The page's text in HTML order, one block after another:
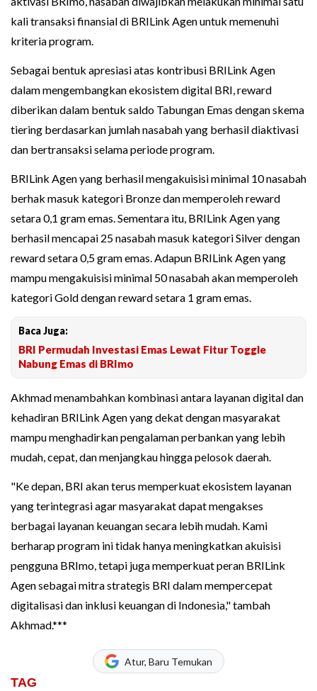
kali transaksi finansial di BRILink Agen untuk memenuhi
kriteria program.
Sebagai bentuk apresiasi atas kontribusi BRILink Agen
dalam mengembangkan ekosistem digital BRI, reward
diberikan dalam bentuk saldo Tabungan Emas dengan skema
tiering berdasarkan jumlah nasabah yang berhasil diaktivasi
dan bertransaksi selama periode program.
BRILink Agen yang berhasil mengakuisisi minimal 10 nasabah
berhak masuk kategori Bronze dan memperoleh reward
setara 0,1 gram emas. Sementara itu, BRILink Agen yang
berhasil mencapai 25 nasabah masuk kategori Silver dengan
reward setara 0,5 gram emas. Adapun BRILink Agen yang
mampu mengakuisisi minimal 50 nasabah akan memperoleh
kategori Gold dengan reward setara 1 gram emas.
Baca Juga:
BRI Permudah Investasi Emas Lewat Fitur Toggle
Nabung Emas di BRImo
Akhmad menambahkan kombinasi antara layanan digital dan
kehadiran BRILink Agen yang dekat dengan masyarakat
mampu menghadirkan pengalaman perbankan yang lebih
mudah, cepat, dan menjangkau hingga pelosok daerah.
"Ke depan, BRI akan terus memperkuat ekosistem layanan
yang terintegrasi agar masyarakat dapat mengakses
berbagai layanan keuangan secara lebih mudah. Kami
berharap program ini tidak hanya meningkatkan akuisisi
pengguna BRImo, tetapi juga memperkuat peran BRILink
Agen sebagai mitra strategis BRI dalam mempercepat
digitalisasi dan inklusi keuangan di Indonesia," tambah
Akhmad.***
Atur, Baru Temukan
TAG